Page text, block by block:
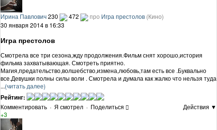
Ирина Павлович230 472 про Игра престолов (Кино)
30 января 2014 в 16:33
Игра престолов
Смотрела все три сезона,жду продолжения.Фильм снят хорошо,история
фильма захватывающая. Смотреть приятно.
Магия,предательство,волшебство,измена,любовь,там есть все .Буквально
все.Девушки полны силы воли . Смотрела и думала как жалко что нельзя туда
...(читать далее)
Рейтинг:
Комментировать · Я смотрел · Поделиться
Действия ▼
+3